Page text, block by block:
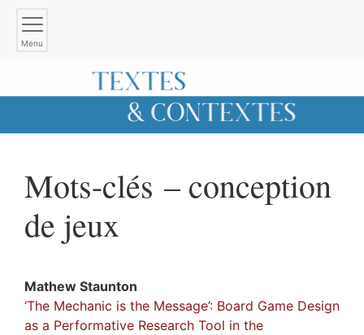
Menu
Mots-clés – conception
de jeux
Mathew Staunton
‘The Mechanic is the Message’: Board Game Design
as a Performative Research Tool in the